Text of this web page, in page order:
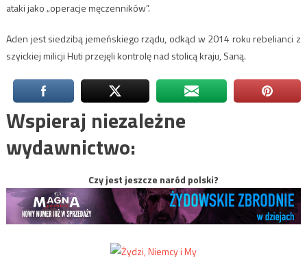
ataki jako „operacje męczenników”.
Aden jest siedzibą jemeńskiego rządu, odkąd w 2014 roku rebelianci z
szyickiej milicji Huti przejęli kontrolę nad stolicą kraju, Saną.
Wspieraj niezależne
wydawnictwo:
Czy jest jeszcze naród polski?